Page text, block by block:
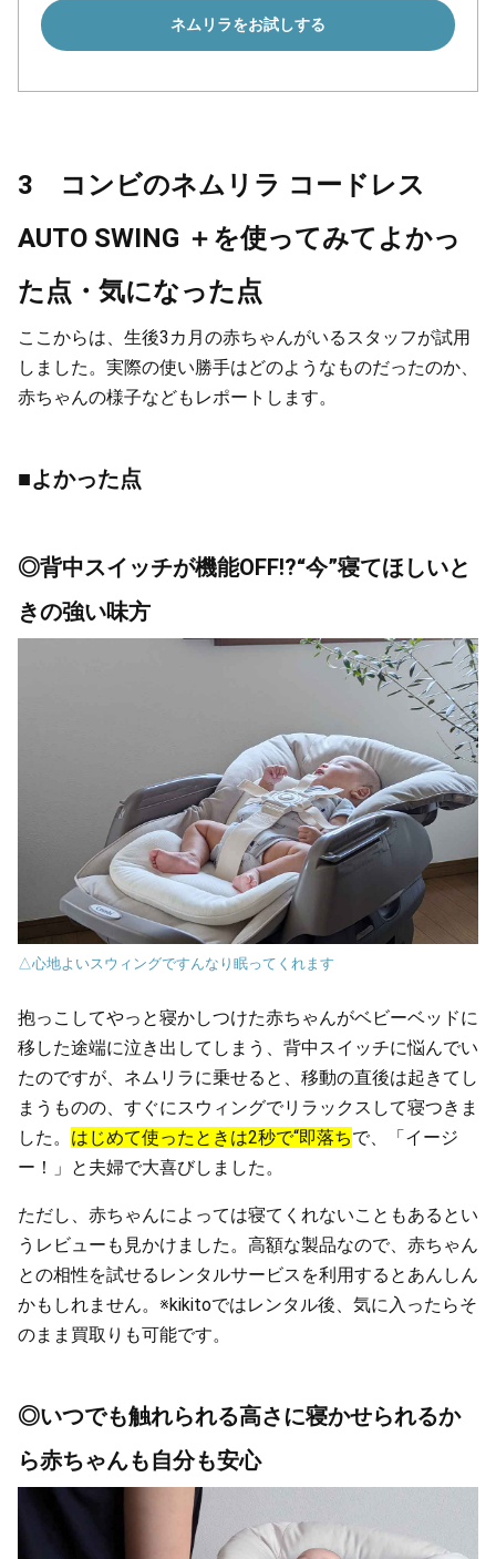
ネムリラをお試しする
3 コンビのネムリラ コードレス
AUTO SWING ＋を使ってみてよかっ
た点・気になった点
ここからは、生後3カ月の赤ちゃんがいるスタッフが試用
しました。実際の使い勝手はどのようなものだったのか、
赤ちゃんの様子などもレポートします。
■よかった点
◎背中スイッチが機能OFF!?“今”寝てほしいと
きの強い味方
△心地よいスウィングですんなり眠ってくれます
抱っこしてやっと寝かしつけた赤ちゃんがベビーベッドに
移した途端に泣き出してしまう、背中スイッチに悩んでい
たのですが、ネムリラに乗せると、移動の直後は起きてし
まうものの、すぐにスウィングでリラックスして寝つきま
した。 はじめて使ったときは2秒で“即落ちで、「イージ
ー！」と夫婦で大喜びしました。
ただし、赤ちゃんによっては寝てくれないこともあるとい
うレビューも見かけました。高額な製品なので、赤ちゃん
との相性を試せるレンタルサービスを利用するとあんしん
かもしれません。※kikitoではレンタル後、気に入ったらそ
のまま買取りも可能です。
◎いつでも触れられる高さに寝かせられるか
ら赤ちゃんも自分も安心